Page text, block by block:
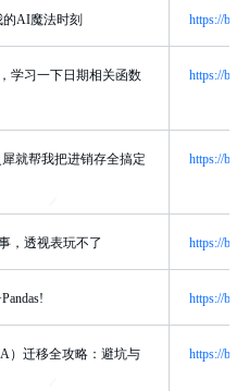
AI魔法时刻 https://
学习一下日期相关函数
https://
就帮我把进销存全搞定
https://
，透视表玩不了 https://
https://
）迁移全攻略：避坑与
https://